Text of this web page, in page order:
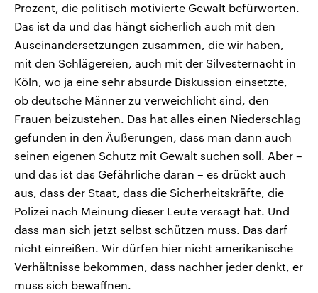
Prozent, die politisch motivierte Gewalt befürworten.
Das ist da und das hängt sicherlich auch mit den
Auseinandersetzungen zusammen, die wir haben,
mit den Schlägereien, auch mit der Silvesternacht in
Köln, wo ja eine sehr absurde Diskussion einsetzte,
ob deutsche Männer zu verweichlicht sind, den
Frauen beizustehen. Das hat alles einen Niederschlag
gefunden in den Äußerungen, dass man dann auch
seinen eigenen Schutz mit Gewalt suchen soll. Aber –
und das ist das Gefährliche daran – es drückt auch
aus, dass der Staat, dass die Sicherheitskräfte, die
Polizei nach Meinung dieser Leute versagt hat. Und
dass man sich jetzt selbst schützen muss. Das darf
nicht einreißen. Wir dürfen hier nicht amerikanische
Verhältnisse bekommen, dass nachher jeder denkt, er
muss sich bewaffnen.